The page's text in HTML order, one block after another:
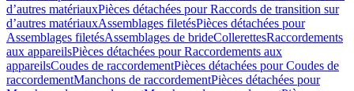
d’autres matériauxPièces détachées pour Raccords de transition sur
d’autres matériauxAssemblages filetésPièces détachées pour
Assemblages filetésAssemblages de brideCollerettesRaccordements
aux appareilsPièces détachées pour Raccordements aux
appareilsCoudes de raccordementPièces détachées pour Coudes de
raccordementManchons de raccordementPièces détachées pour